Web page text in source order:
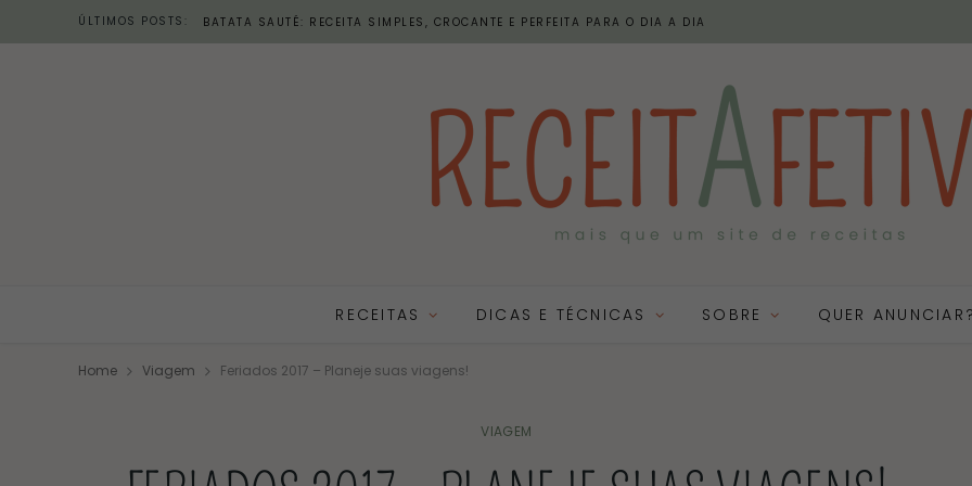
ÚLTIMOS POSTS: BATATA SAUTÉ: RECEITA SIMPLES, CROCANTE E PERFEITA PARA O DIA A DIA
RECEITAS DICAS E TÉCNICAS SOBRE QUER ANUNCIAR?
Home Viagem Feriados 2017 – Planeje suas viagens!
VIAGEM